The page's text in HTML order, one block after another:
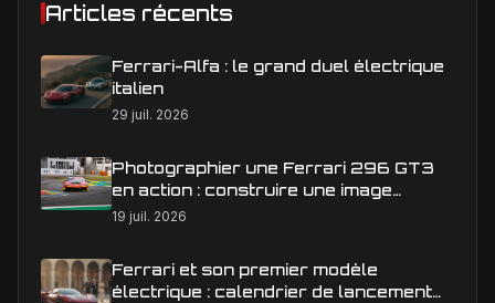
Articles récents
Ferrari-Alfa : le grand duel électrique
italien
29 juil. 2026
Photographier une Ferrari 296 GT3
en action : construire une image
éditoriale qui raconte la course
19 juil. 2026
Ferrari et son premier modèle
électrique : calendrier de lancement